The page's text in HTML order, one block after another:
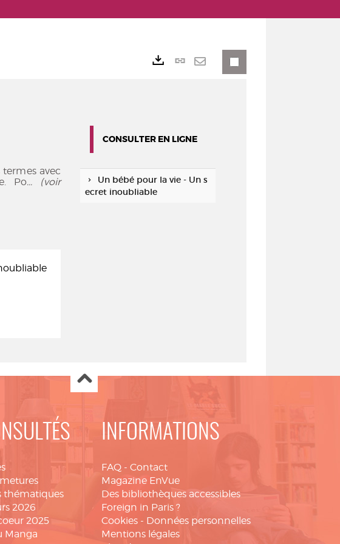
avec
Po... (voir
Lien
CONSULTER EN LIGNE
Un bébé pour la vie - Un s
ecret inoubliable
thématiques
2026
2025
Manga
INFORMATIONS
FAQ - Contact
Magazine EnVue
Des bibliothèques accessibles
Foreign in Paris ?
Cookies - Données personnelles
Mentions légales